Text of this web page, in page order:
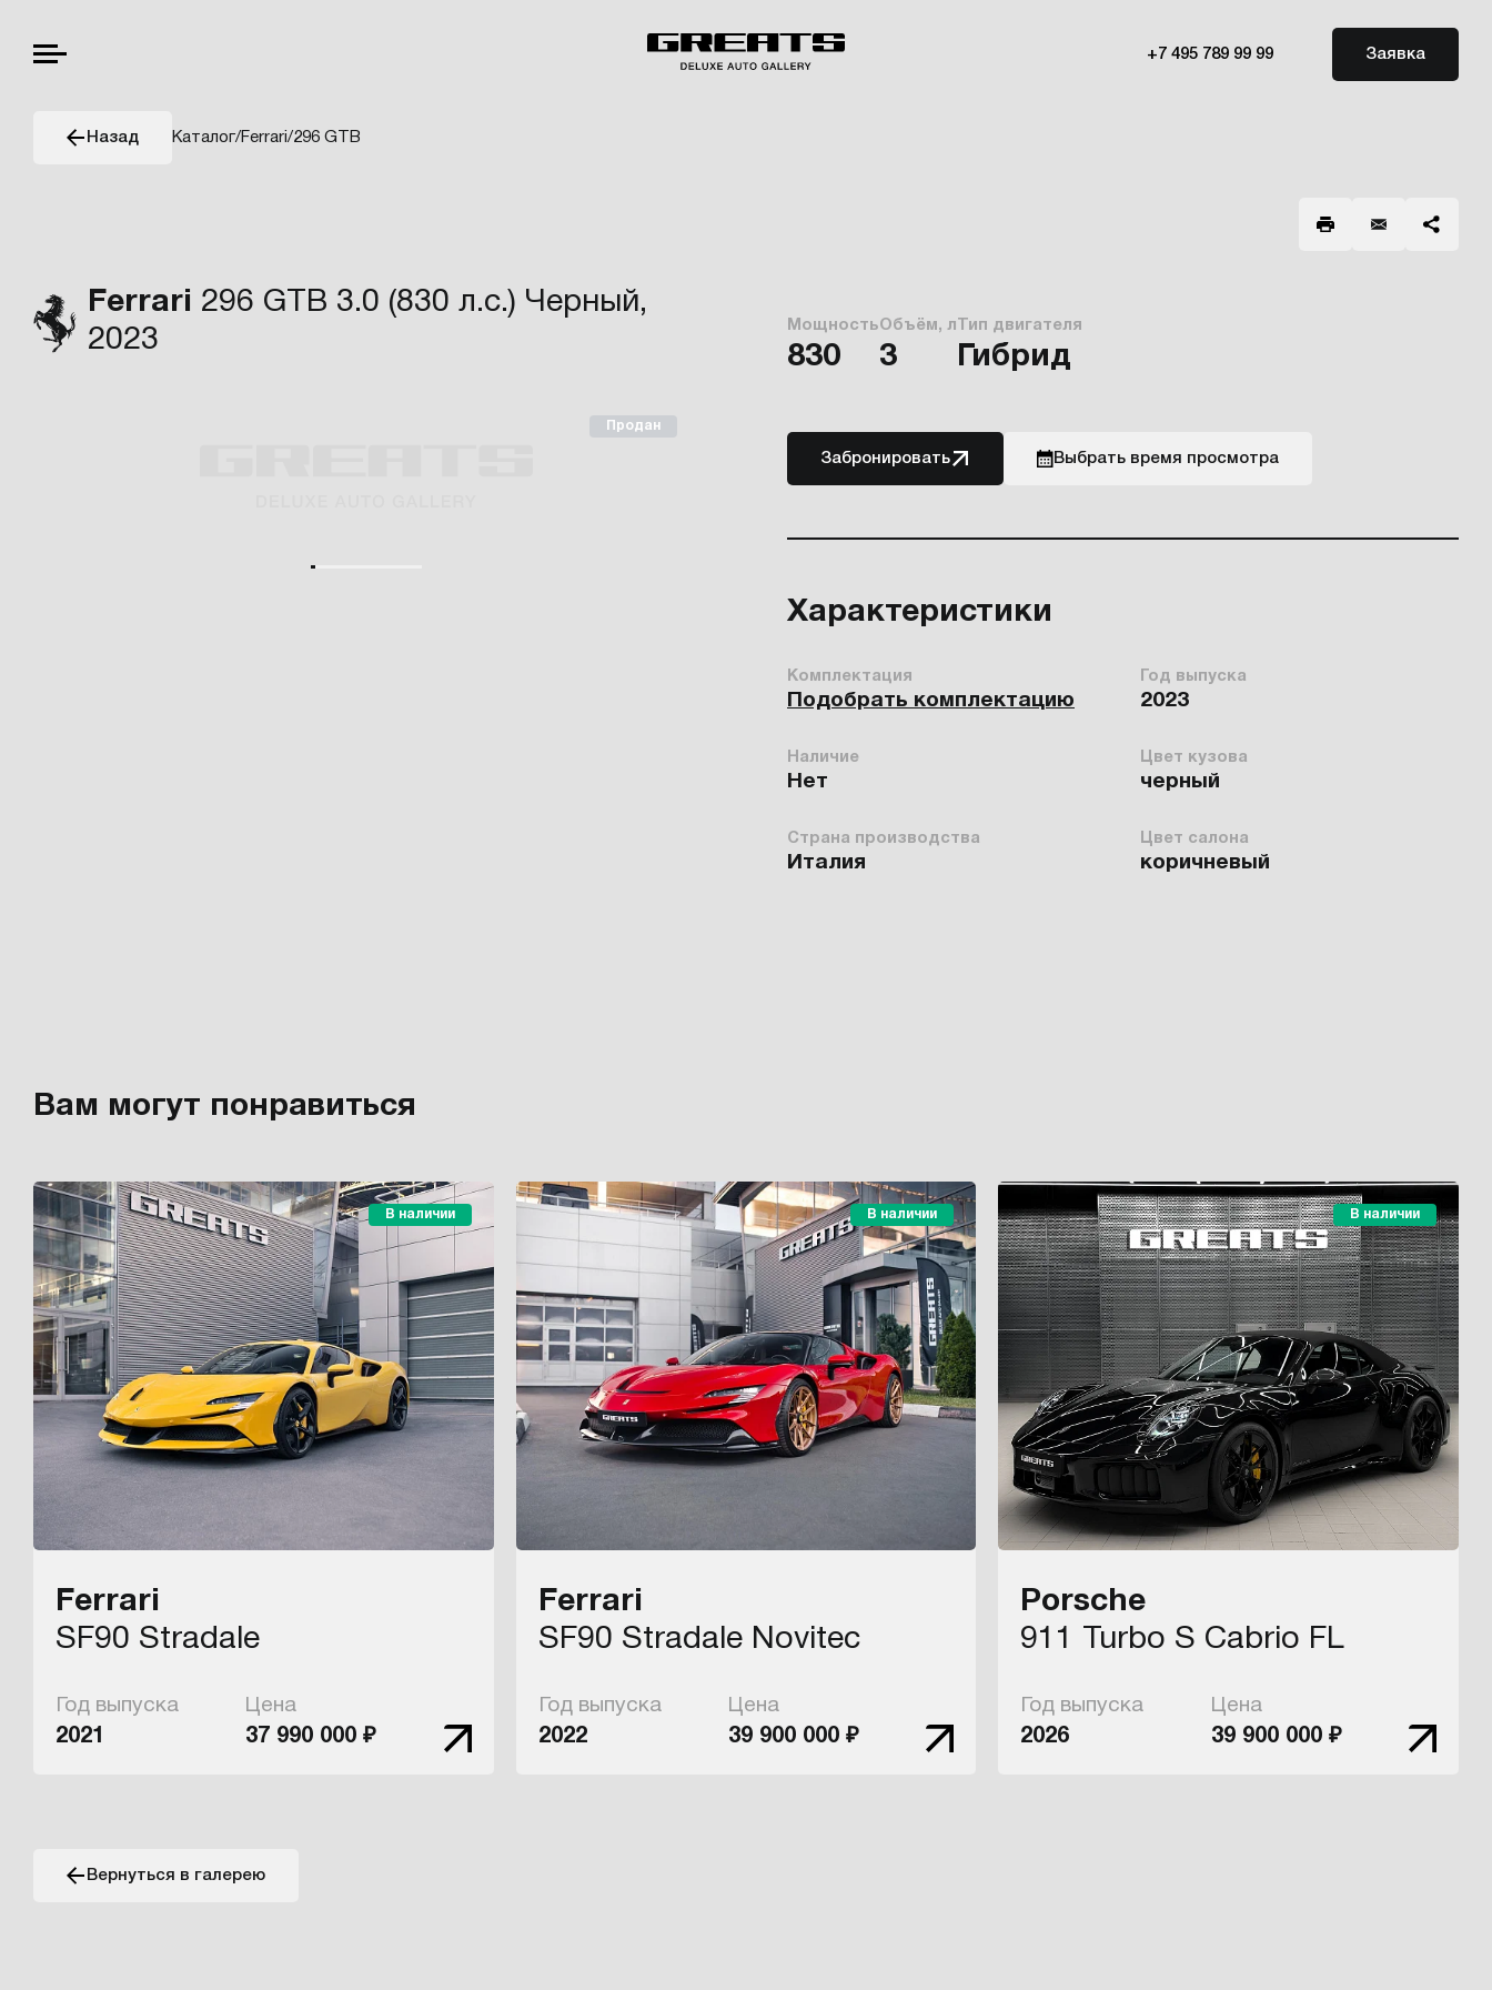
+7 495 789 99 99 Заявка
Назад Каталог/Ferrari/296 GTB
Ferrari 296 GTB 3.0 (830 л.с.) Черный,
2023
Продан
Мощность
830
Объём, л
3
Тип двигателя
Гибрид
Забронировать Выбрать время просмотра
Характеристики
Комплектация
Подобрать комплектацию
Год выпуска
2023
Наличие
Нет
Цвет кузова
черный
Страна производства
Италия
Цвет салона
коричневый
Вам могут понравиться
В наличии
Ferrari
SF90 Stradale
Год выпуска
2021
Цена
37 990 000 ₽
В наличии
Ferrari
SF90 Stradale Novitec
Год выпуска
2022
Цена
39 900 000 ₽
В наличии
Porsche
911 Turbo S Cabrio FL
Год выпуска
2026
Цена
39 900 000 ₽
Вернуться в галерею